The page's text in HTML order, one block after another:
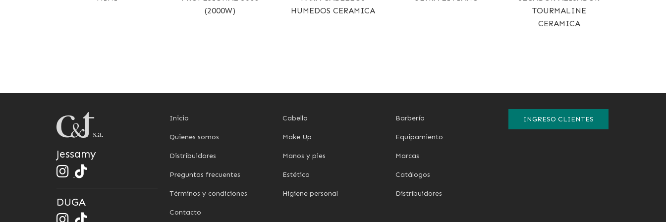
(2000W)
HUMEDOS CERAMICA
TOURMALINE
CERAMICA
Jessamy
DUGA
Inicio
Quienes somos
Distribuidores
Preguntas frecuentes
Términos y condiciones
Contacto
Cabello
Make Up
Manos y pies
Estética
Higiene personal
Barbería
Equipamiento
Marcas
Catálogos
Distribuidores
INGRESO CLIENTES